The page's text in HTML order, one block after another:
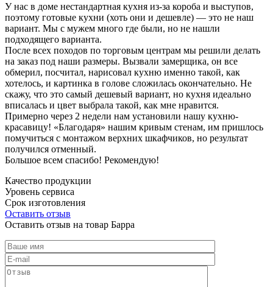
У нас в доме нестандартная кухня из-за короба и выступов,
поэтому готовые кухни (хоть они и дешевле) — это не наш
вариант. Мы с мужем много где были, но не нашли
подходящего варианта.
После всех походов по торговым центрам мы решили делать
на заказ под наши размеры. Вызвали замерщика, он все
обмерил, посчитал, нарисовал кухню именно такой, как
хотелось, и картинка в голове сложилась окончательно. Не
скажу, что это самый дешевый вариант, но кухня идеально
вписалась и цвет выбрала такой, как мне нравится.
Примерно через 2 недели нам установили нашу кухню-
красавицу! «Благодаря» нашим кривым стенам, им пришлось
помучиться с монтажом верхних шкафчиков, но результат
получился отменный.
Большое всем спасибо! Рекомендую!
Качество продукции
Уровень сервиса
Срок изготовления
Оставить отзыв
Оставить отзыв на товар Барра